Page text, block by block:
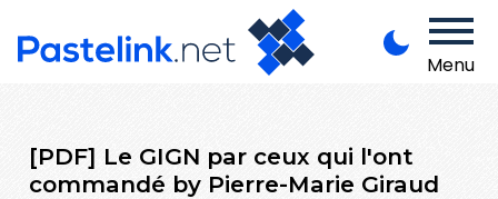
Menu
[PDF] Le GIGN par ceux qui l'ont
commandé by Pierre-Marie Giraud